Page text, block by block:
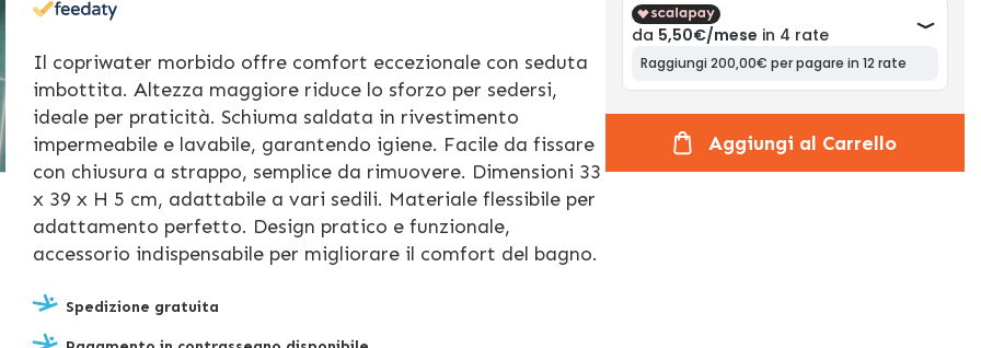
Il copriwater morbido offre comfort eccezionale con seduta
imbottita. Altezza maggiore riduce lo sforzo per sedersi,
ideale per praticità. Schiuma saldata in rivestimento
impermeabile e lavabile, garantendo igiene. Facile da fissare
con chiusura a strappo, semplice da rimuovere. Dimensioni 33
x 39 x H 5 cm, adattabile a vari sedili. Materiale flessibile per
adattamento perfetto. Design pratico e funzionale,
accessorio indispensabile per migliorare il comfort del bagno.
Spedizione gratuita
Aggiungi al Carrello